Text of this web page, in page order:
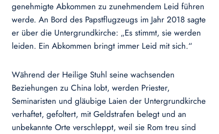
genehmigte Abkommen zu zunehmendem Leid führen
werde. An Bord des Papstflugzeugs im Jahr 2018 sagte
er über die Untergrundkirche: „Es stimmt, sie werden
leiden. Ein Abkommen bringt immer Leid mit sich.“
Während der Heilige Stuhl seine wachsenden
Beziehungen zu China lobt, werden Priester,
Seminaristen und gläubige Laien der Untergrundkirche
verhaftet, gefoltert, mit Geldstrafen belegt und an
unbekannte Orte verschleppt, weil sie Rom treu sind